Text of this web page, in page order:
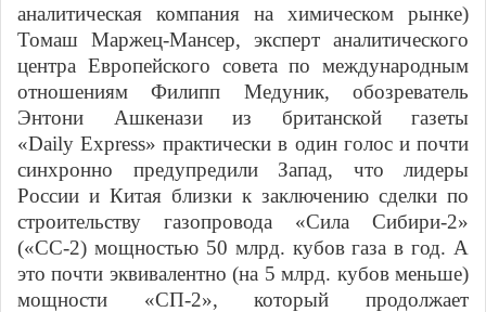
аналитическая компания на химическом рынке)
Томаш Маржец-Мансер, эксперт аналитического
центра Европейского совета по международным
отношениям Филипп Медуник, обозреватель
Энтони Ашкенази из британской газеты
«Daily Express» практически в один голос и почти
синхронно предупредили Запад, что лидеры
России и Китая близки к заключению сделки по
строительству газопровода «Сила Сибири-2»
(«СС-2) мощностью 50 млрд. кубов газа в год. А
это почти эквивалентно (на 5 млрд. кубов меньше)
мощности «СП-2», который продолжает